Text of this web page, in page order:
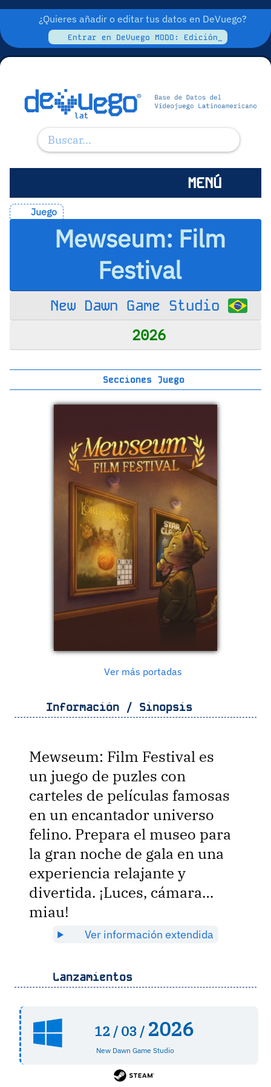
¿Quieres añadir o editar tus datos en DeVuego?
Entrar en DeVuego MODO: Edición_
MENÚ
Juego
Mewseum: Film
Festival
New Dawn Game Studio
2026
Secciones Juego
Ver más portadas
Información / Sinopsis
Mewseum: Film Festival es
un juego de puzles con
carteles de películas famosas
en un encantador universo
felino. Prepara el museo para
la gran noche de gala en una
experiencia relajante y
divertida. ¡Luces, cámara…
miau!
Ver información extendida
Lanzamientos
12 / 03 / 2026
New Dawn Game Studio